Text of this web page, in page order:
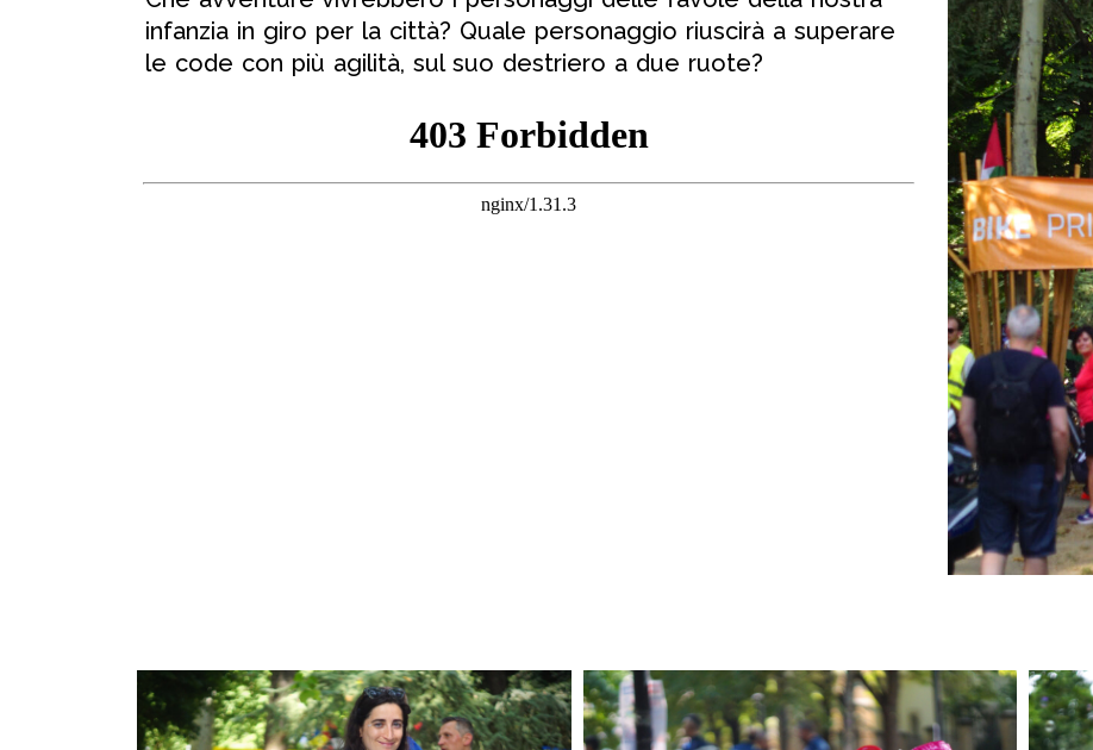
infanzia in giro per la città? Quale personaggio riuscirà a superare
le code con più agilità, sul suo destriero a due ruote?